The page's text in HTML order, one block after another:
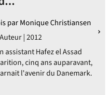
par Monique Christiansen
| 2012
assistant Hafez el Assad
cinq ans auparavant,
l'avenir du Danemark.